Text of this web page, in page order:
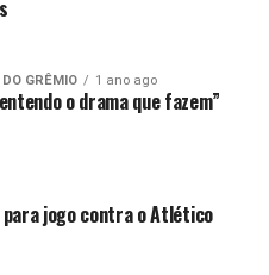
GRÊMIO 1 ano ago
o drama que fazem”
para jogo contra o Atlético